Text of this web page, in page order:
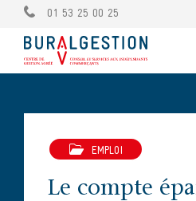
01 53 25 00 25
EMPLOI
Le compte